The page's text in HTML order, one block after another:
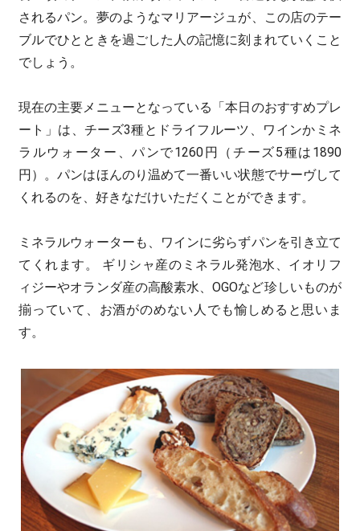
されるパン。夢のようなマリアージュが、この店のテー
ブルでひとときを過ごした人の記憶に刻まれていくこと
でしょう。
現在の主要メニューとなっている「本日のおすすめプレ
ート」は、チーズ3種とドライフルーツ、ワインかミネ
ラルウォーター、パンで1260円（チーズ5種は1890
円）。パンはほんのり温めて一番いい状態でサーヴして
くれるのを、好きなだけいただくことができます。
ミネラルウォーターも、ワインに劣らずパンを引き立て
てくれます。 ギリシャ産のミネラル発泡水、イオリフ
ィジーやオランダ産の高酸素水、OGOなど珍しいものが
揃っていて、お酒がのめない人でも愉しめると思いま
す。